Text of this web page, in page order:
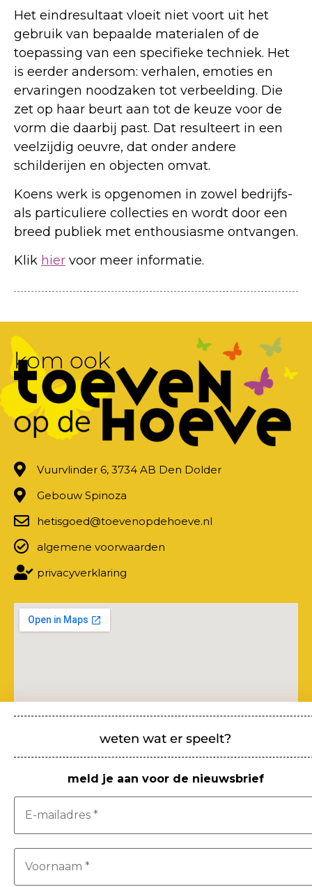
Het eindresultaat vloeit niet voort uit het
gebruik van bepaalde materialen of de
toepassing van een specifieke techniek. Het
is eerder andersom: verhalen, emoties en
ervaringen noodzaken tot verbeelding. Die
zet op haar beurt aan tot de keuze voor de
vorm die daarbij past. Dat resulteert in een
veelzijdig oeuvre, dat onder andere
schilderijen en objecten omvat.
Koens werk is opgenomen in zowel bedrijfs-
als particuliere collecties en wordt door een
breed publiek met enthousiasme ontvangen.
Klik hier voor meer informatie.
weten wat er speelt?
meld je aan voor de nieuwsbrief
kom ook
Vuurvlinder 6, 3734 AB Den Dolder
Gebouw Spinoza
hetisgoed@toevenopdehoeve.nl
algemene voorwaarden
privacyverklaring
Toeven op de Hoeve wordt mede mogelijk
gemaakt door: